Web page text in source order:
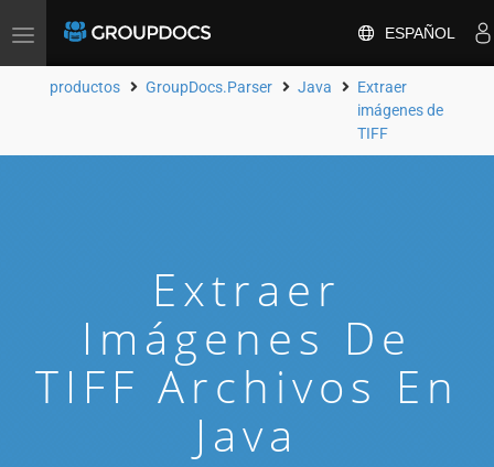
Toggle
ESPAÑOL
productos GroupDocs.Parser Java
Extraer
imágenes de
TIFF
Extraer
Imágenes De
TIFF Archivos En
Java